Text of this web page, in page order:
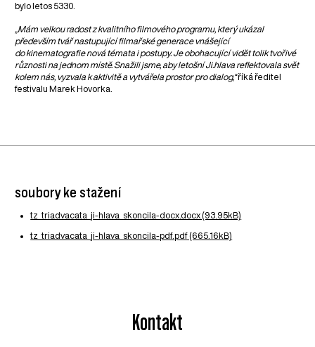
bylo letos 5330.
„Mám velkou radost z kvalitního filmového programu, který ukázal
především tvář nastupující filmařské generace vnášející
do kinematografie nová témata i postupy. Je obohacující vidět tolik tvořivé
různosti na jednom místě. Snažili jsme, aby letošní Ji.hlava reflektovala svět
kolem nás, vyzvala k aktivitě a vytvářela prostor pro dialog,“říká ředitel
festivalu Marek Hovorka.
soubory ke stažení
tz_triadvacata_ji-hlava_skoncila-docx.docx (93.95kB)
tz_triadvacata_ji-hlava_skoncila-pdf.pdf (665.16kB)
Kontakt